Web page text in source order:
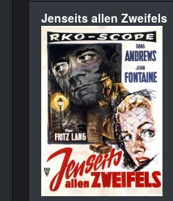
Jenseits allen Zweifels